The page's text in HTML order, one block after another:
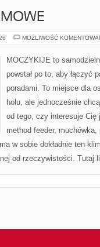
MOŻLIWOŚĆ
MOCZYKIJE to
powstał po to, aby łączyć
poradami. To miejsce dla
holu, ale jednocześnie
od tego, czy interesuje Cię
method feeder,
w sobie dokładnie ten
od rzeczywistości.